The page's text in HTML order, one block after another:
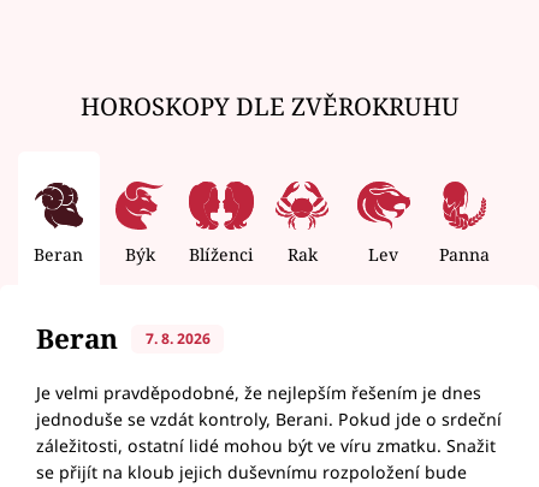
HOROSKOPY DLE ZVĚROKRUHU
Beran Býk Blíženci Rak Lev Panna
Beran 7. 8. 2026
Je velmi pravděpodobné, že nejlepším řešením je dnes
jednoduše se vzdát kontroly, Berani. Pokud jde o srdeční
záležitosti, ostatní lidé mohou být ve víru zmatku. Snažit
se přijít na kloub jejich duševnímu rozpoložení bude